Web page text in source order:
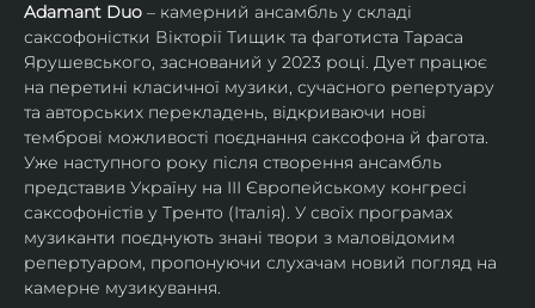
Adamant Duo – камерний ансамбль у складі
саксофоністки Вікторії Тищик та фаготиста Тараса
Ярушевського, заснований у 2023 році. Дует працює
на перетині класичної музики, сучасного репертуару
та авторських перекладень, відкриваючи нові
темброві можливості поєднання саксофона й фагота.
Уже наступного року після створення ансамбль
представив Україну на ІІІ Європейському конгресі
саксофоністів у Тренто (Італія). У своїх програмах
музиканти поєднують знані твори з маловідомим
репертуаром, пропонуючи слухачам новий погляд на
камерне музикування.